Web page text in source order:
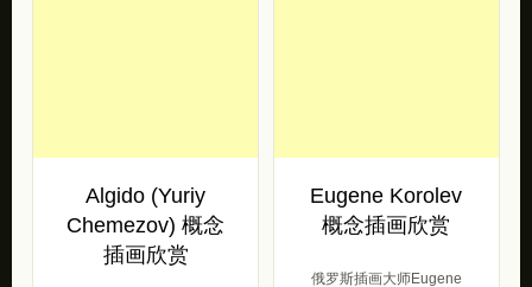
Algido (Yuriy
Chemezov) 概念
插画欣赏
Eugene Korolev
概念插画欣赏
俄罗斯插画大师Eugene